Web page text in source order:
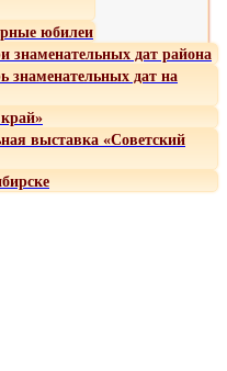
юбилеи
знаменательных дат района
знаменательных дат на
выставка «Советский